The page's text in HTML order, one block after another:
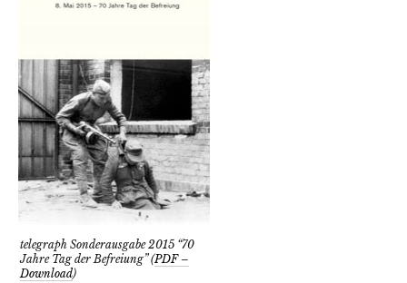
telegraph Sonderausgabe 2015 “70
Jahre Tag der Befreiung” (PDF –
Download)